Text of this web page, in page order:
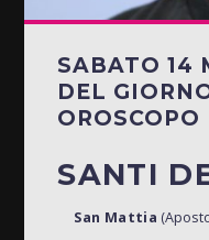
SABATO 14
DEL
OROSCOPO
SANTI
San Mattia